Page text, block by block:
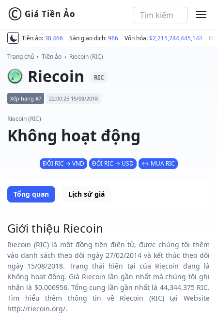
Tiền ảo:38,466 Sàn giao dịch:966 Vốn hóa:$2,215,744,445,148
© Giá Tiền Ảo
Trang chủ › Tiền ảo › Riecoin (RIC)
Riecoin RIC
Xếp hạng #? 22:00:25 15/08/2018
Riecoin (RIC)
Không hoạt động
ĐỔI RIC → VND ĐỔI RIC → USD ↔ MUA RIC
Tổng quan Lịch sử giá
Giới thiệu Riecoin
Riecoin (RIC) là một đồng tiền điện tử, được chúng tôi thêm
vào danh sách theo dõi ngày 27/02/2014 và kết thúc theo dõi
ngày 15/08/2018. Trạng thái hiện tại của Riecoin đang là
Không hoạt động. Giá Riecoin lần gần nhất mà chúng tôi ghi
nhận là $0.006956. Tổng cung lần gần nhất là 44,344,375 RIC.
Tìm hiểu thêm thông tin về Riecoin (RIC) tại Website
http://riecoin.org/.